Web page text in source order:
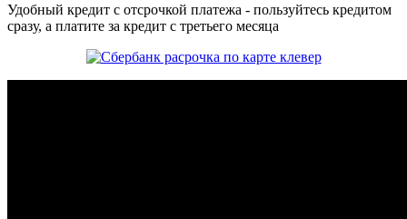
Удобный кредит с отсрочкой платежа - пользуйтесь кредитом
сразу, а платите за кредит с третьего месяца